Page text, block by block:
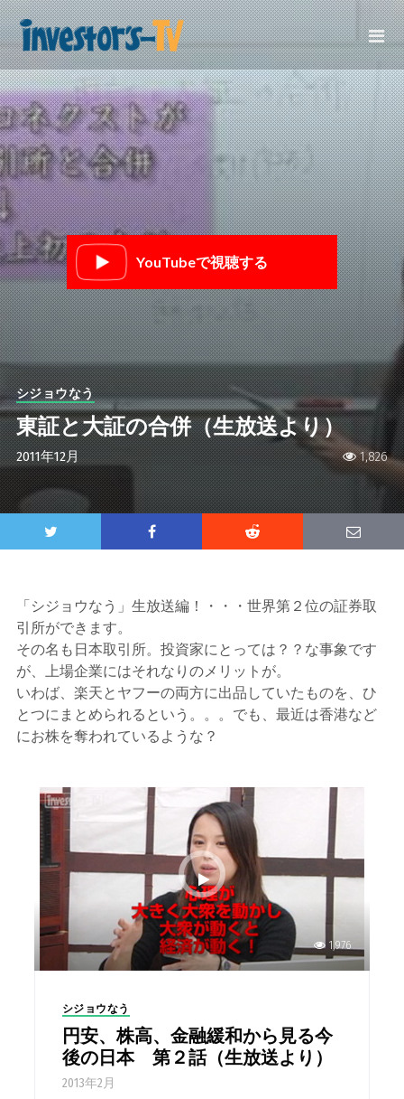
YouTubeで視聴する
1,826
シジョウなう
東証と大証の合併（生放送より）
2011年12月
「シジョウなう」生放送編！・・・世界第２位の証券取
引所ができます。
その名も日本取引所。投資家にとっては？？な事象です
が、上場企業にはそれなりのメリットが。
いわば、楽天とヤフーの両方に出品していたものを、ひ
とつにまとめられるという。。。でも、最近は香港など
にお株を奪われているような？
1,976
シジョウなう
円安、株高、金融緩和から見る今
後の日本 第２話（生放送より）
2013年2月